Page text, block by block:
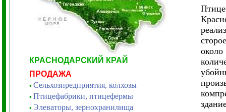
КРАСНОДАРСКИЙ КРАЙ
ПРОДАЖА
• Сельхозпредприятия, колхозы
• Птицефабрики, птицефермы
• Элеваторы, зернохранилища
около